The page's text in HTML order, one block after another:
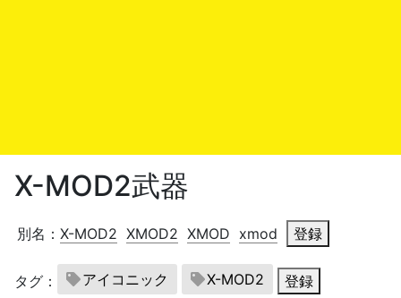
X-MOD2武器
別名： X-MOD2 XMOD2 XMOD xmod 登録
タグ： アイコニック X-MOD2 登録